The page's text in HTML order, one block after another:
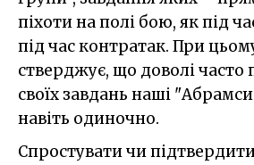
піхоти на полі бою, як під
під час контратак. При
стверджує, що доволі часто
своїх завдань наші
навіть одиночно.
Спростувати чи